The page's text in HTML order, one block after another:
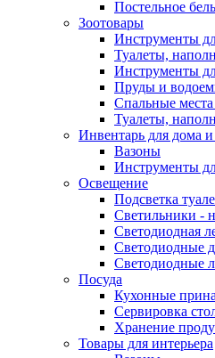
Постельное
Зоотовары
Инструменты
Туалеты,
Инструменты
Пруды и
Спальные
Туалеты,
Инвентарь для дома
Вазоны
Инструменты
Освещение
Подсветка
Светильники -
Светодиодная
Светодиодные
Светодиодные
Посуда
Кухонные
Сервировка
Хранение
Товары для интерьера